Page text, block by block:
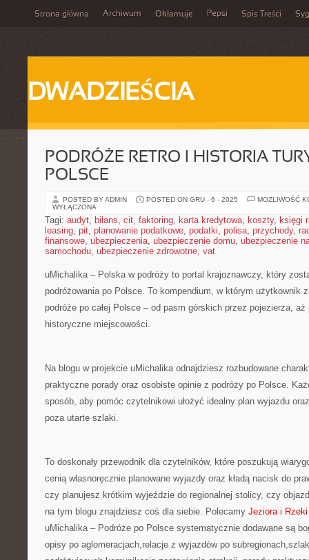
Strona główna Archiwum Okłamuje Pepsi Spis Treści
DWADZIEŚCIA
PODRÓŻE RETRO I HISTORIA
POLSCE
POSTED BY ADMIN POSTED ON GRU - 6 - 2025
MOŻLIWOŚĆ
WYŁĄCZONA
Tagi: audyt, bilans, cit, faktoring, karta kredytowa, koszty, księgi
leasing, pit, planowanie podatkowe, podatki, polisa, przychody,
finansowe, ubezpieczenia, ubezpieczenie domu, ubezpieczenie
samochodu, ubezpieczenie zdrowotne, vat
uMichalika – Polska w podróży to portal krajoznawczy, który
podróżowania po Polsce. To kompendium, w którym użytkownik
podróże po całej Polsce – od pasm górskich przez pojezierza, aż
historyczne miejscowości.
Na blogu w projekcie uMichalika odnajdziesz rozbudowane
praktyczne porady oraz osobiste opinie z podróży po Polsce.
sposób, aby pomóc czytelnikowi ułożyć idealny plan wyjazdu
poza utarte szlaki.
To doskonały przewodnik dla czytelników, które poszukują
cenią własnoręcznie planowane wyjazdy oraz kładą nacisk do
czy planujesz krótkim wyjeździe do regionalnej stolicy, czy
na tym blogu znajdziesz coś dla siebie. Polecamy Jeziora i Rzeki
uMichalika – Podróże po Polsce systematycznie dodawane są
opisy po aglomeracjach,relacje z wyjazdów po